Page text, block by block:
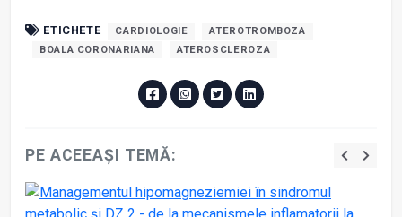
ETICHETE CARDIOLOGIE
ATEROTROMBOZA
BOALA CORONARIANA
ATEROSCLEROZA
PE ACEEAȘI TEMĂ: